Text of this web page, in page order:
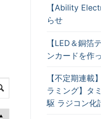
【Ability
らせ
【LED＆銅箔
ンカードを作
【不定期連載
ラミング】タ
駆 ラジコン